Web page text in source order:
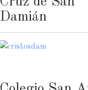
Damián